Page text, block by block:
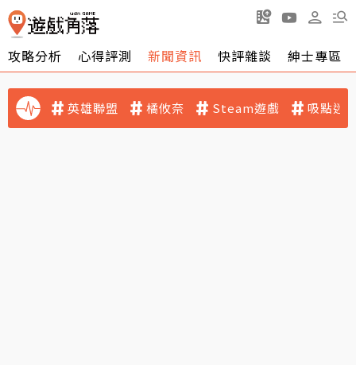
攻略分析 心得評測 新聞資訊 快評雜談 紳士專區
英雄聯盟 橘攸奈 Steam遊戲 吸點迷